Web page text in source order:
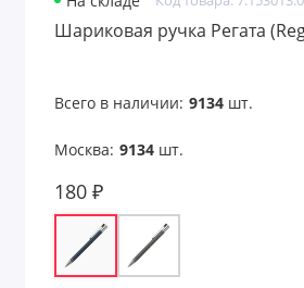
Шариковая ручка Регата
Всего в наличии: 9134шт.
Москва: 9134шт.
180 ₽